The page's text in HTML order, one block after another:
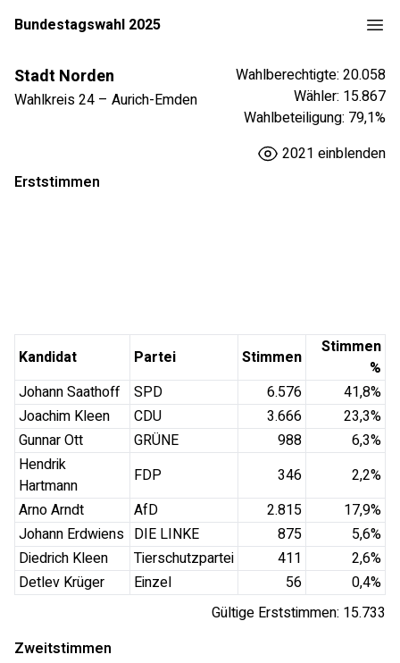
Bundestagswahl 2025
Stadt Norden
Wahlkreis24 – Aurich-Emden
Wahlberechtigte: 20.058
Wähler: 15.867
Wahlbeteiligung: 79,1%
2021 einblenden
Erststimmen
Kandidat Partei Stimmen
Stimmen
%
Johann Saathoff
SPD 6.576 41,8%
Joachim Kleen
CDU 3.666 23,3%
Gunnar Ott
GRÜNE 988 6,3%
Hendrik
Hartmann
FDP 346 2,2%
Arno Arndt
AfD 2.815 17,9%
Johann Erdwiens DIE LINKE 875 5,6%
Diedrich Kleen
Tierschutzpartei 411 2,6%
Detlev Krüger
Einzel 56 0,4%
Gültige Erststimmen: 15.733
Zweitstimmen